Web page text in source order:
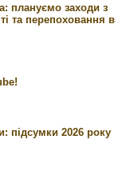
плануємо заходи з
та перепоховання в
підсумки 2026 року